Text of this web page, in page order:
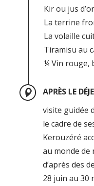
Kir ou jus
La terrine
La volaille
Tiramisu au
¼ Vin rouge,
APRÈS LE
visite guidée
le cadre de
Kerouzéré
au monde de
d’après des
28 juin au 30